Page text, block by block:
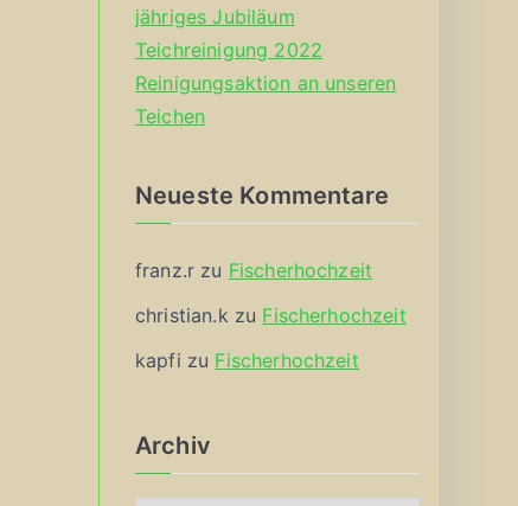
jähriges Jubiläum
Teichreinigung 2022
Reinigungsaktion an unseren
Teichen
Neueste Kommentare
franz.r zu Fischerhochzeit
christian.k zu Fischerhochzeit
kapfi zu Fischerhochzeit
Archiv